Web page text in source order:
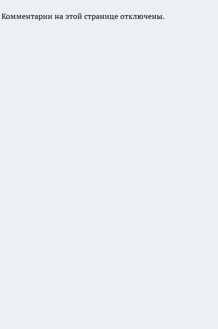
Комментарии на этой странице отключены.